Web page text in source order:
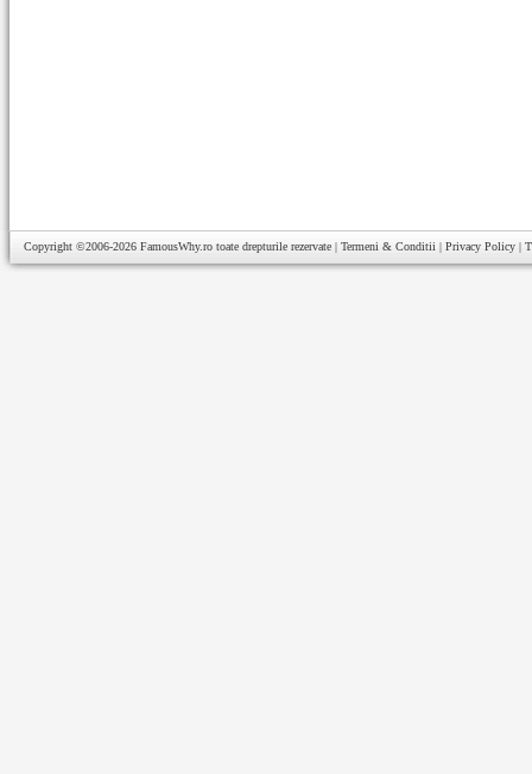
Copyright ©2006-2026 FamousWhy.ro toate drepturile rezervate | Termeni & Conditii | Privacy Policy |